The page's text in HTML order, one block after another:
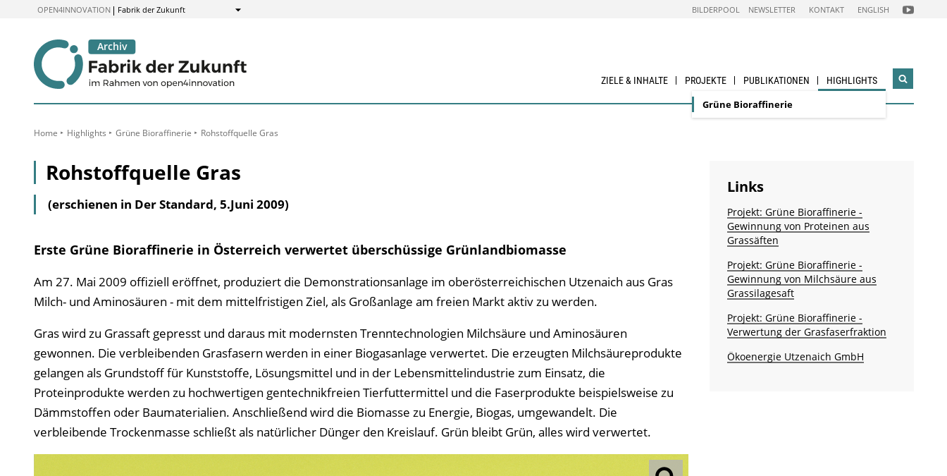
OPEN4INNOVATION Fabrik der Zukunft
Anzeigen
BILDERPOOL NEWSLETTER KONTAKT ENGLISH FOLGEN
SIE
ZIELE & INHALTE PROJEKTE PUBLIKATIONEN HIGHLIGHTS
Grüne Bioraffinerie
Home Highlights Grüne Bioraffinerie Rohstoffquelle Gras
Rohstoffquelle Gras
(erschienen in Der Standard, 5.Juni 2009)
Erste Grüne Bioraffinerie in Österreich verwertet überschüssige Grünlandbiomasse
Am 27. Mai 2009 offiziell eröffnet, produziert die Demonstrationsanlage im oberösterreichischen Utzenaich aus Gras
Milch- und Aminosäuren - mit dem mittelfristigen Ziel, als Großanlage am freien Markt aktiv zu werden.
Gras wird zu Grassaft gepresst und daraus mit modernsten Trenntechnologien Milchsäure und Aminosäuren
gewonnen. Die verbleibenden Grasfasern werden in einer Biogasanlage verwertet. Die erzeugten Milchsäureprodukte
gelangen als Grundstoff für Kunststoffe, Lösungsmittel und in der Lebensmittelindustrie zum Einsatz, die
Proteinprodukte werden zu hochwertigen gentechnikfreien Tierfuttermittel und die Faserprodukte beispielsweise zu
Dämmstoffen oder Baumaterialien. Anschließend wird die Biomasse zu Energie, Biogas, umgewandelt. Die
verbleibende Trockenmasse schließt als natürlicher Dünger den Kreislauf. Grün bleibt Grün, alles wird verwertet.
Links
Projekt: Grüne Bioraffinerie -
Gewinnung von Proteinen aus
Grassäften
Projekt: Grüne Bioraffinerie -
Gewinnung von Milchsäure aus
Grassilagesaft
Projekt: Grüne Bioraffinerie -
Verwertung der Grasfaserfraktion
Ökoenergie Utzenaich GmbH